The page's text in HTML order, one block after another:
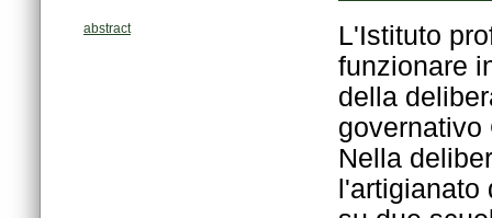
abstract